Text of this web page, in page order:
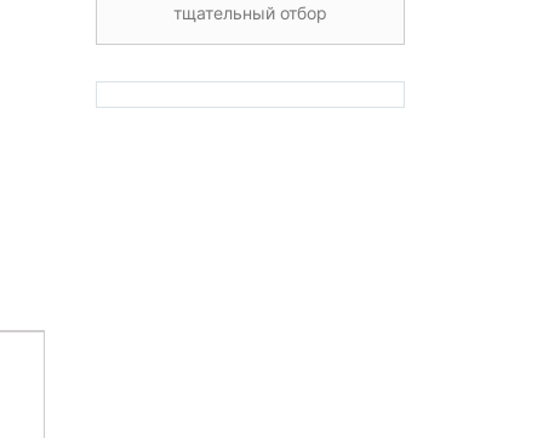
тщательный отбор